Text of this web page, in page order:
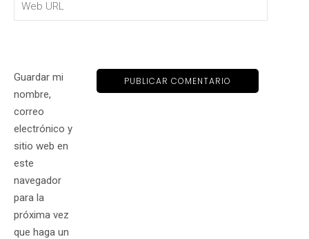
Guardar mi
nombre,
correo
electrónico y
sitio web en
este
navegador
para la
próxima vez
que haga un